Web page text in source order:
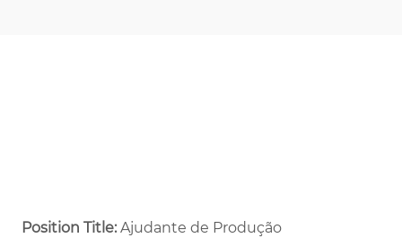
Position Title:Ajudante de Produção